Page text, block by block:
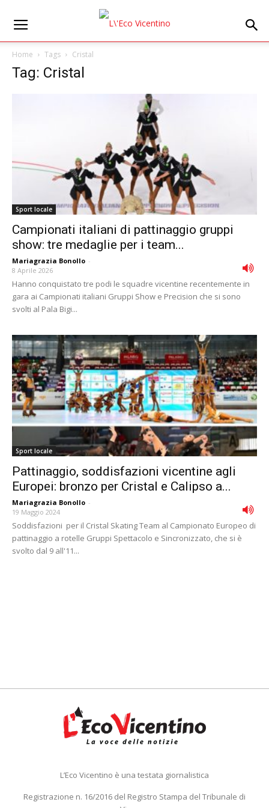
Home Tags Cristal
Tag: Cristal
Sport locale
Campionati italiani di pattinaggio gruppi
show: tre medaglie per i team...
Mariagrazia Bonollo -
8 Aprile 2026
Hanno conquistato tre podi le squadre vicentine recentemente in
gara ai Campionati italiani Gruppi Show e Precision che si sono
svolti al Pala Bigi...
Sport locale
Pattinaggio, soddisfazioni vicentine agli
Europei: bronzo per Cristal e Calipso a...
Mariagrazia Bonollo -
19 Maggio 2024
Soddisfazioni per il Cristal Skating Team al Campionato Europeo di
pattinaggio a rotelle Gruppi Spettacolo e Sincronizzato, che si è
svolto dal 9 all'11...
L’Eco Vicentino è una testata giornalistica
Registrazione n. 16/2016 del Registro Stampa del Tribunale di